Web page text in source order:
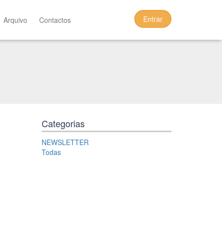
Arquivo Contactos Entrar
Categorias
NEWSLETTER
Todas